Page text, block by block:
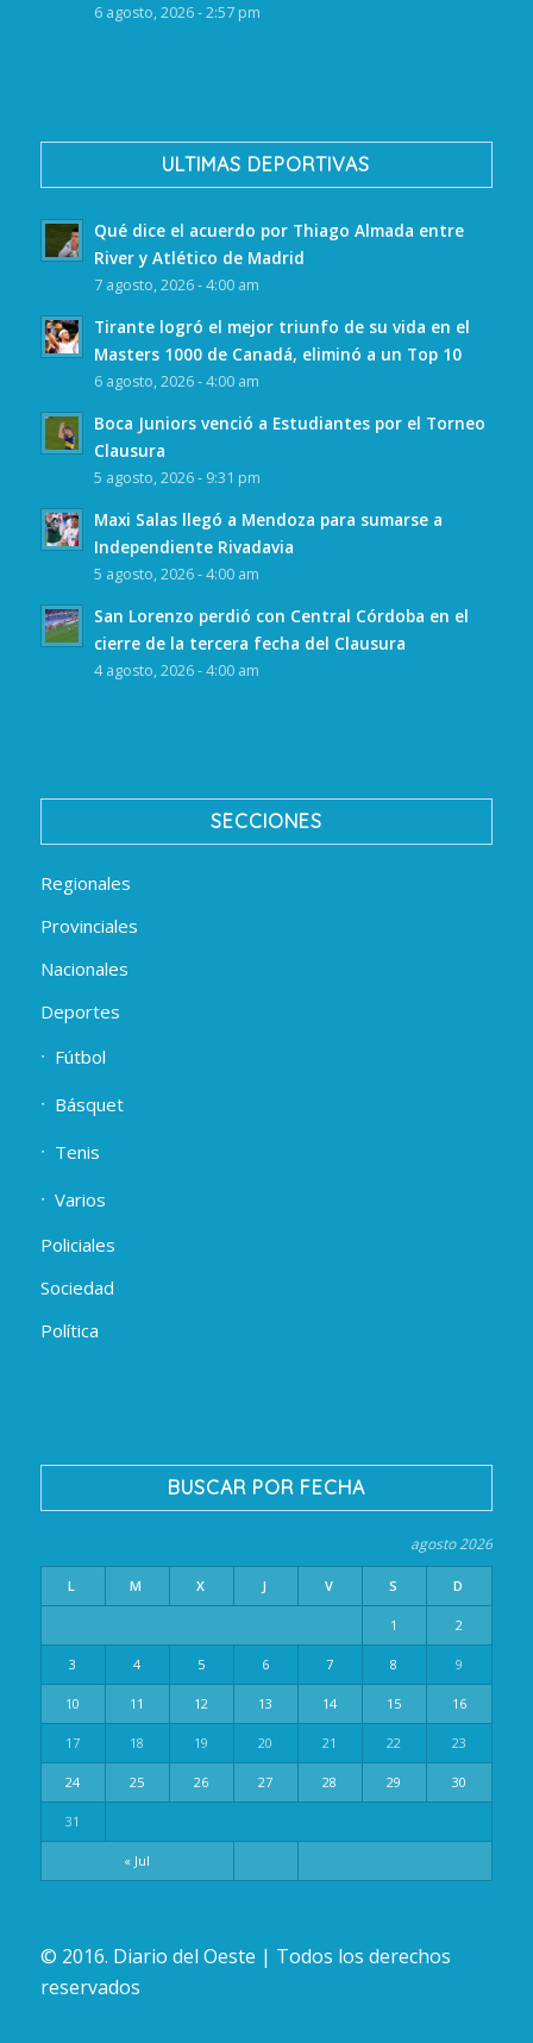
6 agosto, 2026 - 2:57 pm
ULTIMAS DEPORTIVAS
Qué dice el acuerdo por Thiago Almada entre
River y Atlético de Madrid
7 agosto, 2026 - 4:00 am
Tirante logró el mejor triunfo de su vida en el
Masters 1000 de Canadá, eliminó a un Top 10
6 agosto, 2026 - 4:00 am
Boca Juniors venció a Estudiantes por el Torneo
Clausura
5 agosto, 2026 - 9:31 pm
Maxi Salas llegó a Mendoza para sumarse a
Independiente Rivadavia
5 agosto, 2026 - 4:00 am
San Lorenzo perdió con Central Córdoba en el
cierre de la tercera fecha del Clausura
4 agosto, 2026 - 4:00 am
SECCIONES
Regionales
Provinciales
Nacionales
Deportes
Fútbol
Básquet
Tenis
Varios
Policiales
Sociedad
Política
BUSCAR POR FECHA
agosto 2026
L M X J V S D
« Jul
1 2
3 4 5 6 7 8 9
10 11 12 13 14 15 16
17 18 19 20 21 22 23
24 25 26 27 28 29 30
31
© 2016. Diario del Oeste | Todos los derechos
reservados